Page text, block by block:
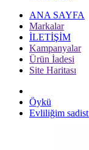
ANA SAYFA
Markalar
İLETİŞİM
Kampanyalar
Ürün İadesi
Site Haritası
Öykü
Evliliğim